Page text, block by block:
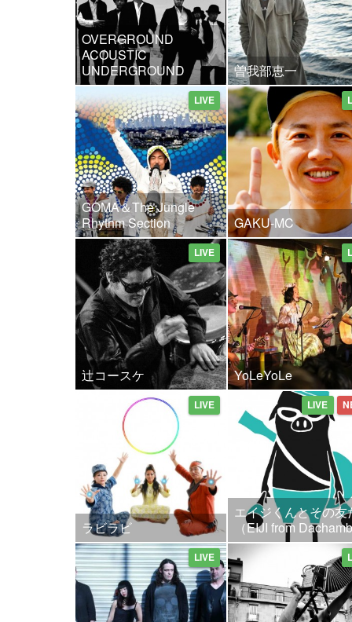
OVERGROUND
ACOUSTIC
UNDERGROUND
曽我部恵一
GOMA＆The Jungle
Rhythm Section
LIVE
GAKU-MC
辻コースケ
LIVE
YoLeYoLe
ラビラビ
LIVE
エイジくんとその友
（EIJI from
LIVE
LIVE